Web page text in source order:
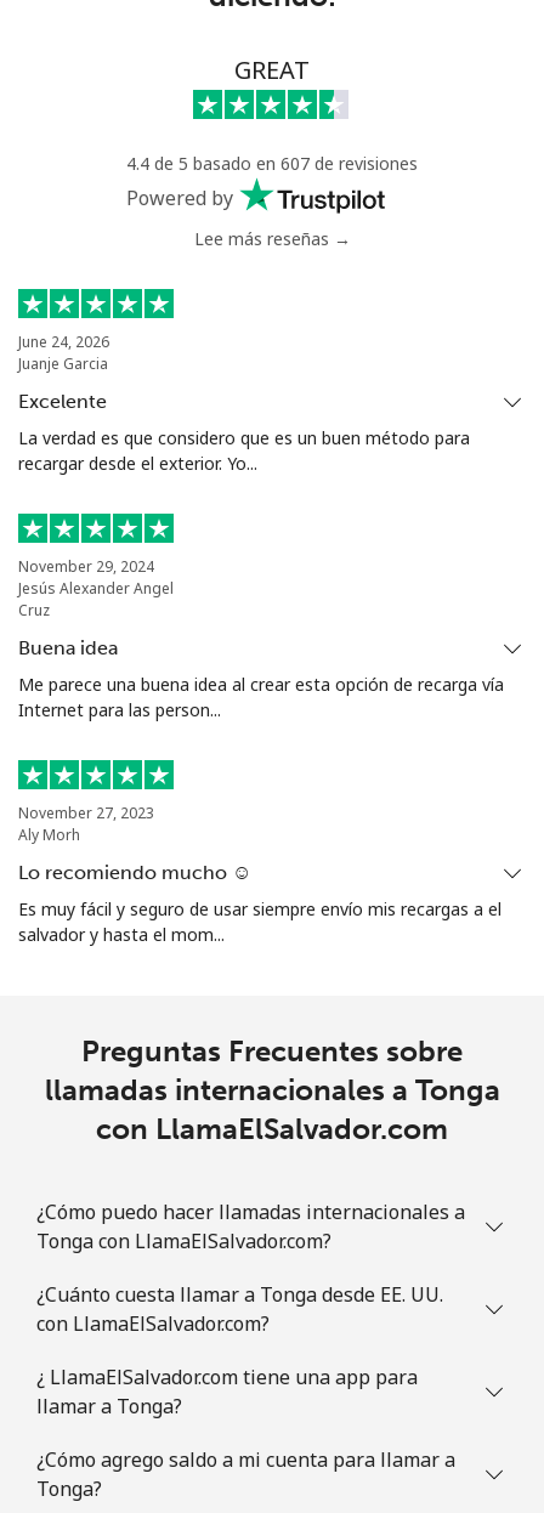
126 min por ⁦$10⁩
44 min por ⁦$10⁩
⁦104.5¢⁩ 9 min por ⁦$10⁩
Celular ⁦103.9¢⁩
Turkey
Línea fija ⁦4.9¢⁩ 204 min por ⁦$10⁩
Turkmenistan
Línea fija
Celular ⁦34.5¢⁩ 28 min por ⁦$10⁩ ⁦17¢⁩
Línea fija ⁦31.9¢⁩
Celular ⁦33.9¢⁩
Tuvalu
GREAT
4.4 de 5 basado en 607 de revisiones
Powered by
Lee más reseñas →
June 24, 2026
Juanje Garcia
Excelente
La verdad es que considero que es un buen método para
recargar desde el exterior. Yo...
November 29, 2024
Jesús Alexander Angel
Cruz
Buena idea
Me parece una buena idea al crear esta opción de recarga vía
Internet para las person...
November 27, 2023
Aly Morh
Lo recomiendo mucho ☺️
Es muy fácil y seguro de usar siempre envío mis recargas a el
salvador y hasta el mom...
Preguntas Frecuentes sobre
llamadas internacionales a Tonga
con LlamaElSalvador.com
¿Cómo puedo hacer llamadas internacionales a
Tonga con LlamaElSalvador.com?
¿Cuánto cuesta llamar a Tonga desde EE. UU.
con LlamaElSalvador.com?
¿ LlamaElSalvador.com tiene una app para
llamar a Tonga?
¿Cómo agrego saldo a mi cuenta para llamar a
Tonga?